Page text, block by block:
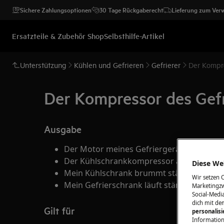
Sichere Zahlungsoptionen 30 Tage Rückgaberecht Lieferung zum
Ersatzteile & Zubehör ShopSelbsthilfe-Artikel
Unterstützung Kühlen und Gefrieren Gefrierer Der
Der Kompressor des
Ausgabe
Der Motor meines Gefriergeräts läuft
Der Kühlschrankkompressor arbeitet
Mein Kühlschrank brummt ständig
Mein Gefrierschrank läuft ständig
Gilt für
Diese
Wir setzen
Social-
dich mit